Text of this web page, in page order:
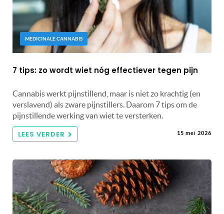
MEDICINALE CANNABIS
7 tips: zo wordt wiet nóg effectiever tegen pijn
Cannabis werkt pijnstillend, maar is niet zo krachtig (en
verslavend) als zware pijnstillers. Daarom 7 tips om de
pijnstillende werking van wiet te versterken.
LEES VERDER 15 mei 2026